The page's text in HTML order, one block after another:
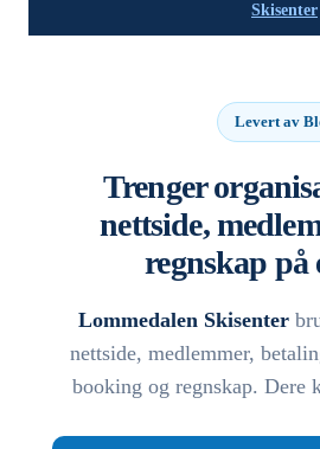
Skisenter
Levert av
Trenger
nettside,
regnskap på
Lommedalen Skisenter
nettside, medlemmer,
booking og regnskap. Dere